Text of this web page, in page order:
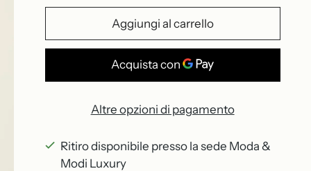
Aggiungi al carrello
Altre opzioni di pagamento
Ritiro disponibile presso la sede Moda &
Modi Luxury